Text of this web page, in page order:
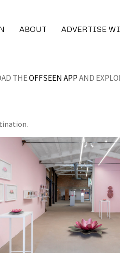
ABOUT ADVERTISE
THEOFFSEEN APPAND